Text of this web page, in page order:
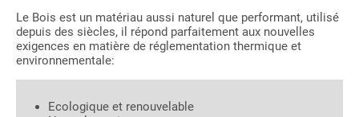
Le Bois est un matériau aussi naturel que performant, utilisé
depuis des siècles, il répond parfaitement aux nouvelles
exigences en matière de réglementation thermique et
environnementale:
Ecologique et renouvelable